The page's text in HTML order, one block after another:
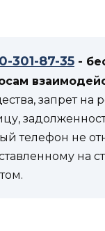
301-87-35 -
запрет на
телефон не
на